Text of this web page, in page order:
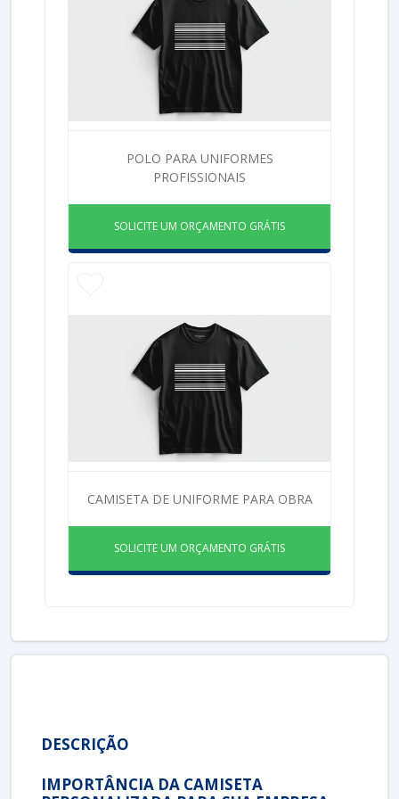
POLO PARA UNIFORMES
PROFISSIONAIS
SOLICITE UM ORÇAMENTO GRÁTIS
CAMISETA DE UNIFORME PARA OBRA
SOLICITE UM ORÇAMENTO GRÁTIS
DESCRIÇÃO
IMPORTÂNCIA DA CAMISETA